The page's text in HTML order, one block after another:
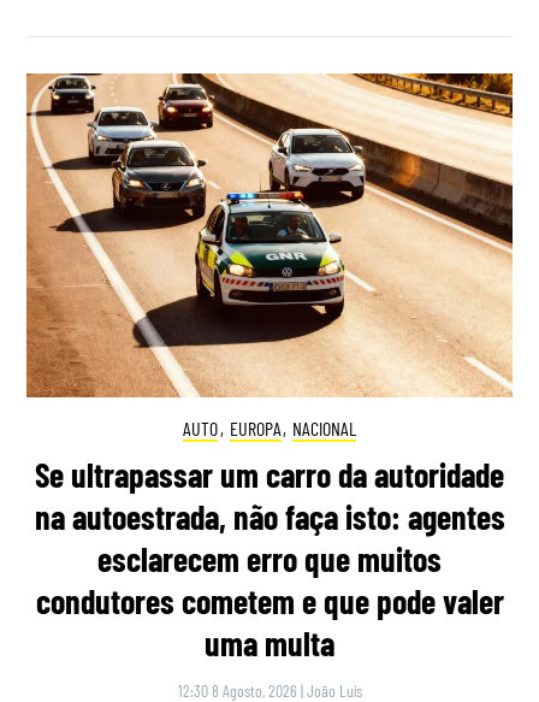
AUTO, EUROPA, NACIONAL
Se ultrapassar um carro da autoridade
na autoestrada, não faça isto: agentes
esclarecem erro que muitos
condutores cometem e que pode valer
uma multa
12:30 8 Agosto, 2026 |João Luís